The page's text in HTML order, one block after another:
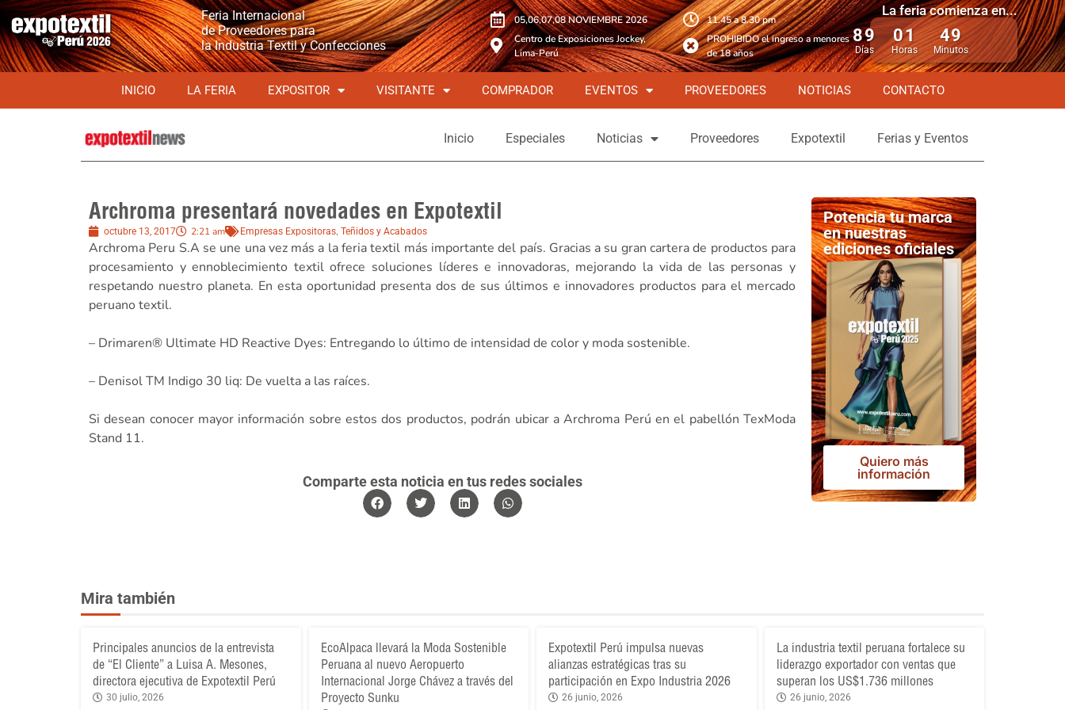
Feria Internacional
de Proveedores para
la Industria Textil y Confecciones
05,06,07,08 NOVIEMBRE 2026
Centro de Exposiciones Jockey,
Lima-Perú
11.45 a 8.30 pm
PROHIBIDO el ingreso a menores
de 18 años
La feria comienza en...
89
Días
01
Horas
49
Minutos
INICIO LA FERIA EXPOSITOR VISITANTE COMPRADOR EVENTOS PROVEEDORES NOTICIAS CONTACTO
Inicio Especiales Noticias Proveedores Expotextil Ferias y Eventos
Archroma presentará novedades en Expotextil
octubre 13, 2017 2:21 am Empresas Expositoras, Teñidos y Acabados
Archroma Peru S.A se une una vez más a la feria textil más importante del país. Gracias a su gran cartera de productos para
procesamiento y ennoblecimiento textil ofrece soluciones líderes e innovadoras, mejorando la vida de las personas y
respetando nuestro planeta. En esta oportunidad presenta dos de sus últimos e innovadores productos para el mercado
peruano textil.
– Drimaren® Ultimate HD Reactive Dyes: Entregando lo último de intensidad de color y moda sostenible.
– Denisol TM Indigo 30 liq: De vuelta a las raíces.
Si desean conocer mayor información sobre estos dos productos, podrán ubicar a Archroma Perú en el pabellón TexModa
Stand 11.
Comparte esta noticia en tus redes sociales
Potencia tu marca
en nuestras
ediciones oficiales
Quiero más
información
Mira también
Principales anuncios de la entrevista
de “El Cliente” a Luisa A. Mesones,
directora ejecutiva de Expotextil Perú
30 julio, 2026
EcoAlpaca llevará la Moda Sostenible
Peruana al nuevo Aeropuerto
Internacional Jorge Chávez a través del
Proyecto Sunku
Expotextil Perú impulsa nuevas
alianzas estratégicas tras su
participación en Expo Industria 2026
26 junio, 2026
La industria textil peruana fortalece su
liderazgo exportador con ventas que
superan los US$1.736 millones
26 junio, 2026